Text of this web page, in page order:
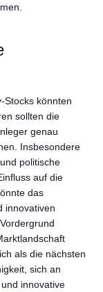
Stocks könnten
sollten die
genau
Insbesondere
politische
auf die
das
innovativen
als die nächsten
sich an
innovative